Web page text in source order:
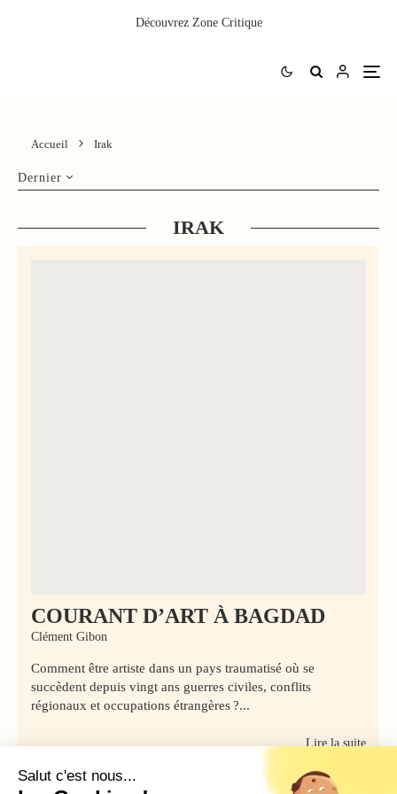
Découvrez Zone Critique
Accueil Irak
Dernier
IRAK
COURANT D’ART À BAGDAD
Clément Gibon
Comment être artiste dans un pays traumatisé où se
succèdent depuis vingt ans guerres civiles, conflits
régionaux et occupations étrangères ?...
Lire la suite